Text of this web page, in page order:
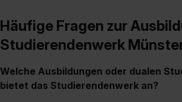
Häufige Fragen zur
Studierendenwerk
Welche Ausbildungen oder dualen
bietet das Studierendenwerk an?